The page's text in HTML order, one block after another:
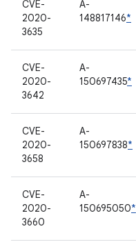
CVE-
2020-
3635
A-
148817146*
CVE-
2020-
3642
A-
150697435*
CVE-
2020-
3658
A-
150697838*
CVE-
2020-
3660
A-
150695050*